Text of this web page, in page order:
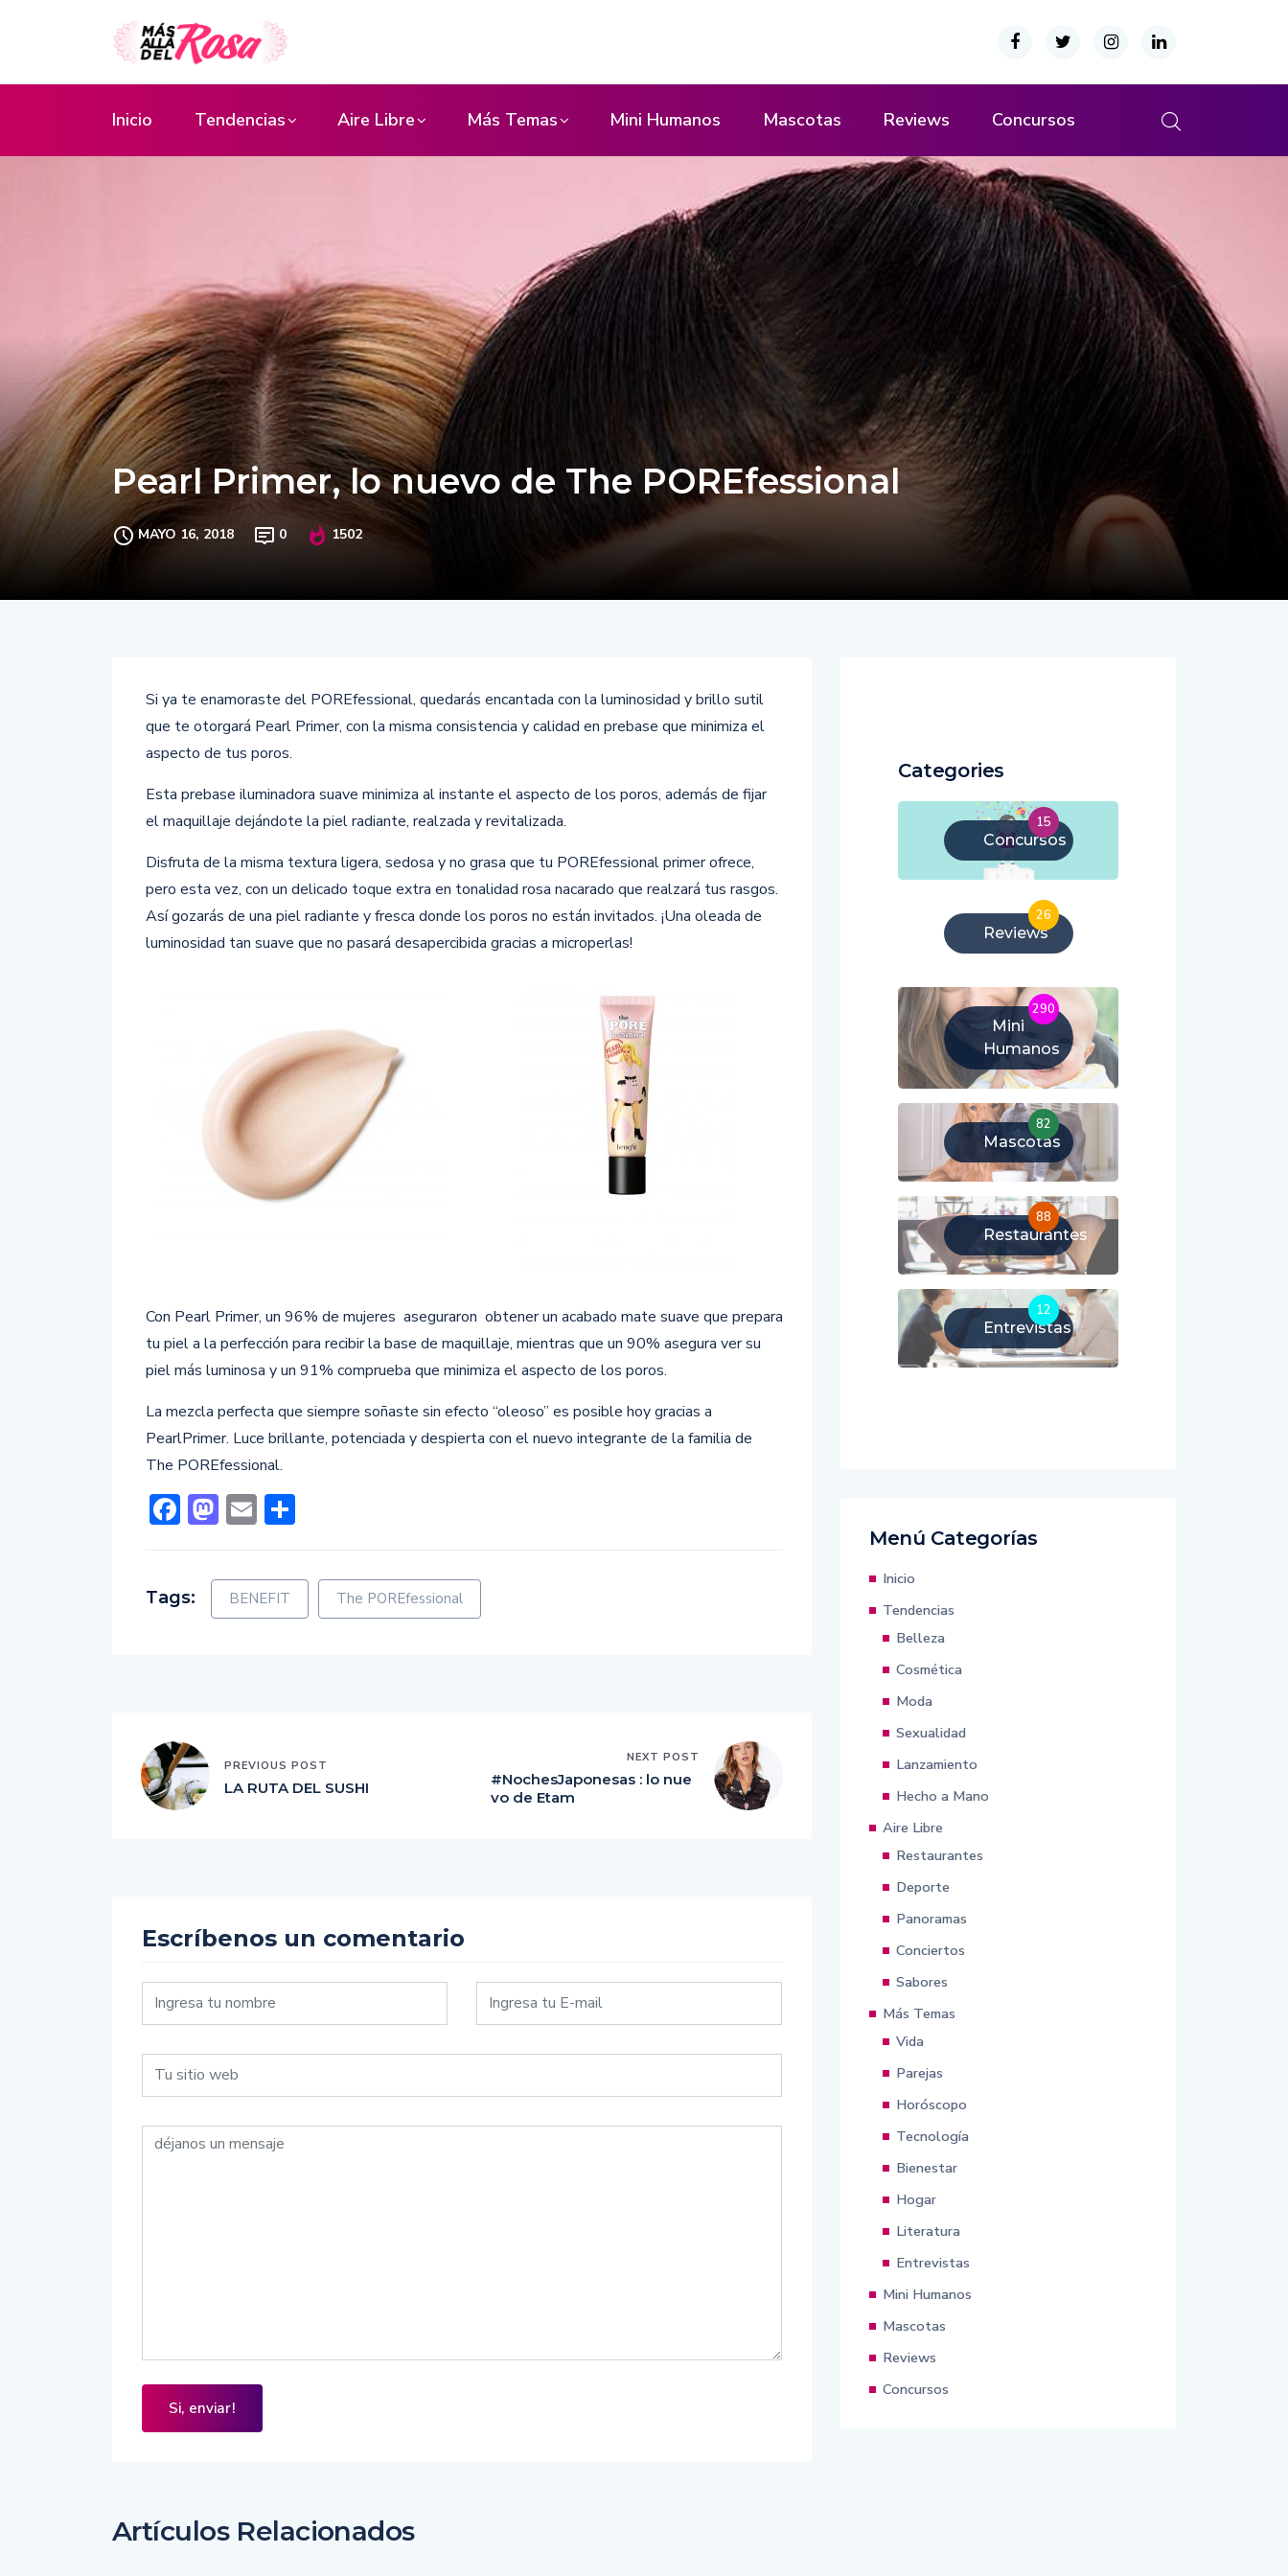
Inicio Tendencias Aire Libre Más Temas Mini Humanos Mascotas Reviews Concursos
Pearl Primer, lo nuevo de The POREfessional
MAYO 16, 2018 0 1502
Si ya te enamoraste del POREfessional, quedarás encantada con la luminosidad y brillo sutil
que te otorgará Pearl Primer, con la misma consistencia y calidad en prebase que minimiza el
aspecto de tus poros.
Esta prebase iluminadora suave minimiza al instante el aspecto de los poros, además de fijar
el maquillaje dejándote la piel radiante, realzada y revitalizada.
Disfruta de la misma textura ligera, sedosa y no grasa que tu POREfessional primer ofrece,
pero esta vez, con un delicado toque extra en tonalidad rosa nacarado que realzará tus rasgos.
Así gozarás de una piel radiante y fresca donde los poros no están invitados. ¡Una oleada de
luminosidad tan suave que no pasará desapercibida gracias a microperlas!
Con Pearl Primer, un 96% de mujeres aseguraron obtener un acabado mate suave que prepara
tu piel a la perfección para recibir la base de maquillaje, mientras que un 90% asegura ver su
piel más luminosa y un 91% comprueba que minimiza el aspecto de los poros.
La mezcla perfecta que siempre soñaste sin efecto “oleoso” es posible hoy gracias a
PearlPrimer. Luce brillante, potenciada y despierta con el nuevo integrante de la familia de
The POREfessional.
Facebook
Mastodon
Email
Tags: BENEFIT The POREfessional
PREVIOUS POST
LA RUTA DEL SUSHI
NEXT POST
#NochesJaponesas : lo nue
vo de Etam
Escríbenos un comentario
Categories
Concursos
15
Reviews
26
Mini
Humanos
290
Mascotas
82
Restaurantes
88
Entrevistas
12
Menú Categorías
Inicio
Tendencias
Belleza
Cosmética
Moda
Sexualidad
Lanzamiento
Hecho a Mano
Aire Libre
Restaurantes
Deporte
Panoramas
Conciertos
Sabores
Más Temas
Vida
Parejas
Horóscopo
Tecnología
Bienestar
Hogar
Literatura
Entrevistas
Mini Humanos
Mascotas
Reviews
Concursos
Artículos Relacionados